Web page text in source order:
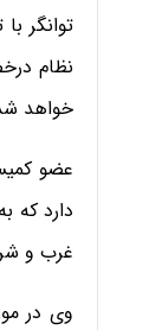
توانگر
نظام
خواهد
دارد که
غرب و
وی در